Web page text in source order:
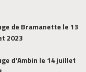
de Bramanette le 13
2023
d'Ambin le 14 juillet